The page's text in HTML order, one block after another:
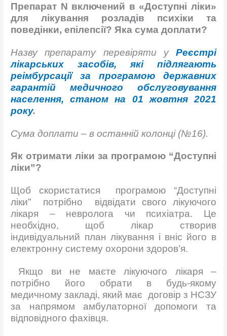
Препарат N включений в «Доступні ліки»
для лікування розладів психіки та
поведінки, епілепсії? Яка сума доплати?
Назву препарату перевіряти у Реєстрі
лікарських засобів, які підлягають
реімбурсації за програмою державних
гарантій медичного обслуговування
населення, станом на 01 жовтня 2021
року.
Сума доплати – в останній колонці (№16).
Як отримати ліки за програмою “Доступні
ліки”?
Щоб скористатися програмою “Доступні
ліки” потрібно відвідати свого лікуючого
лікаря – невролога чи психіатра. Це
необхідно, щоб лікар створив
індивідуальний план лікування і вніс його в
електронну систему охорони здоров’я.
Якщо ви не маєте лікуючого лікаря –
потрібно його обрати в будь-якому
медичному закладі, який має
договір з НСЗУ
за напрямом амбулаторної допомоги та
відповідного фахівця.